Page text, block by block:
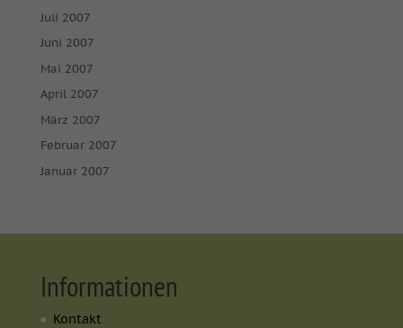
Juli 2007
Juni 2007
Mai 2007
April 2007
März 2007
Februar 2007
Januar 2007
Informationen
Kontakt